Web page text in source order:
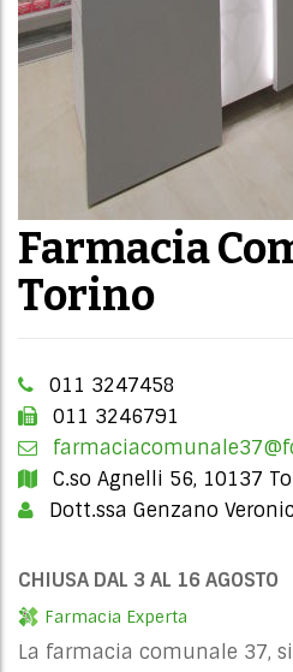
Farmacia
Torino
011 3247458
011 3246791
C.so Agnelli 56, 10137
Dott.ssa Genzano
CHIUSA DAL 3 AL 16 AGOSTO
Farmacia Experta
La farmacia comunale 37,